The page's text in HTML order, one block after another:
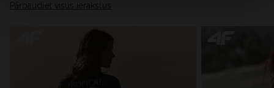
Pārbaudiet visus ierakstus